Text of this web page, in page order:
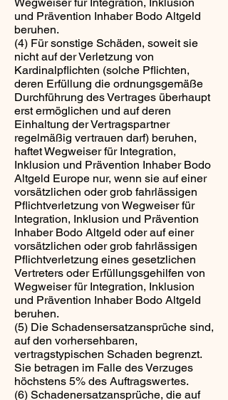
und Prävention Inhaber Bodo Altgeld
beruhen.
(4) Für sonstige Schäden, soweit sie
nicht auf der Verletzung von
Kardinalpflichten (solche Pflichten,
deren Erfüllung die ordnungsgemäße
Durchführung des Vertrages überhaupt
erst ermöglichen und auf deren
Einhaltung der Vertragspartner
regelmäßig vertrauen darf) beruhen,
haftet Wegweiser für Integration,
Inklusion und Prävention Inhaber Bodo
Altgeld Europe nur, wenn sie auf einer
vorsätzlichen oder grob fahrlässigen
Pflichtverletzung von Wegweiser für
Integration, Inklusion und Prävention
Inhaber Bodo Altgeld oder auf einer
vorsätzlichen oder grob fahrlässigen
Pflichtverletzung eines gesetzlichen
Vertreters oder Erfüllungsgehilfen von
Wegweiser für Integration, Inklusion
und Prävention Inhaber Bodo Altgeld
beruhen.
(5) Die Schadensersatzansprüche sind,
auf den vorhersehbaren,
vertragstypischen Schaden begrenzt.
Sie betragen im Falle des Verzuges
höchstens 5% des Auftragswertes.
(6) Schadenersatzansprüche, die auf